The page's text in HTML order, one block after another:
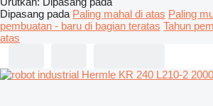
Dipasang pada Paling mahal di atas Paling
pembuatan - baru di bagian teratas Tahun
atas